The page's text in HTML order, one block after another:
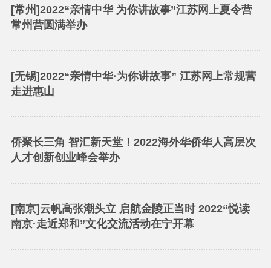
[常州]2022“亲情中华 为你讲故事”江苏网上夏令营
常州营圆满举办
[无锡]2022“亲情中华·为你讲故事” 江苏网上常规营
走进惠山
侨聚长三角 智汇新天堂！2022海外华侨华人高层次
人才创新创业峰会举办
[南京]云帆高张潮头立 启航金陵正当时 2022“悦读
南京·走近郑和”文化交流活动在宁开幕